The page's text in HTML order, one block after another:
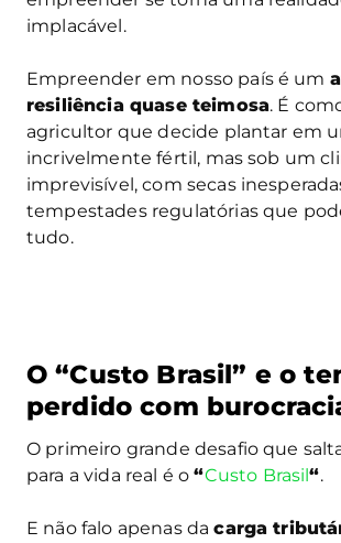
implacável.
Empreender em nosso país é um
resiliência quase teimosa. É
agricultor que decide plantar em
incrivelmente fértil, mas sob um
imprevisível, com secas
tempestades regulatórias que
tudo.
O “Custo Brasil” e o
perdido com
O primeiro grande desafio que
para a vida real é o“Custo Brasil“.
E não falo apenas dacarga